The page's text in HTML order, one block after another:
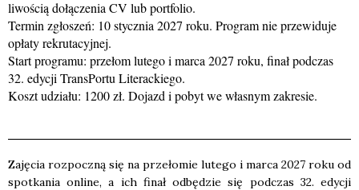
li­wo­ścią dołą­cze­nia CV lub port­fo­lio.
Ter­min zgło­szeń: 10 stycz­nia 2027 roku. Pro­gram nie prze­wi­du­je
opła­ty rekru­ta­cyj­nej.
Start pro­gra­mu: prze­łom lute­go i mar­ca 2027 roku, finał pod­czas
32. edy­cji Trans­Por­tu Lite­rac­kie­go.
Koszt udzia­łu: 1200 zł. Dojazd i pobyt we wła­snym zakre­sie.
Zaję­cia roz­pocz­ną się na prze­ło­mie lute­go i mar­ca 2027 roku od
spo­tka­nia onli­ne, a ich finał odbę­dzie się pod­czas 32. edy­cji